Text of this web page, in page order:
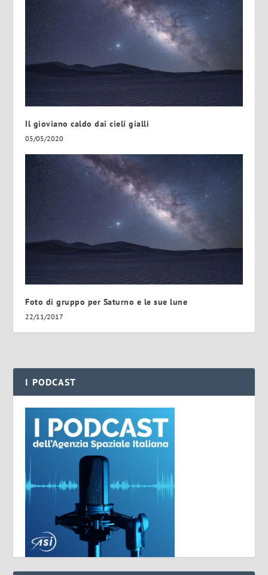
Il gioviano caldo dai cieli gialli
05/05/2020
Foto di gruppo per Saturno e le sue lune
22/11/2017
I PODCAST